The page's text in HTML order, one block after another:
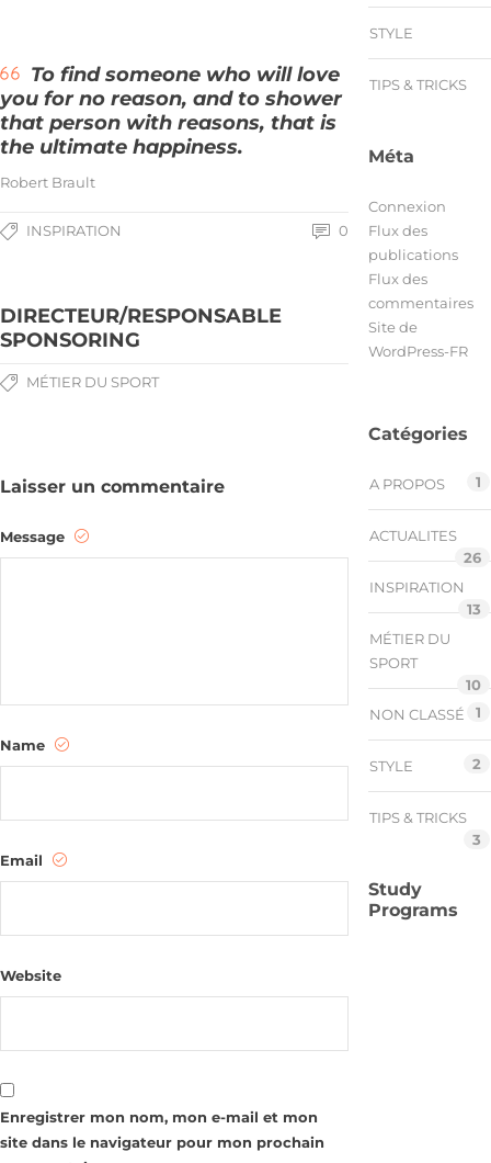
To find someone who will love
you for no reason, and to shower
that person with reasons, that is
the ultimate happiness.
Robert Brault
INSPIRATION 0
DIRECTEUR/RESPONSABLE
SPONSORING
MÉTIER DU SPORT
Laisser un commentaire
Message
Name
Email
Website
Enregistrer mon nom, mon e-mail et mon
site dans le navigateur pour mon prochain
STYLE
TIPS & TRICKS
Méta
Connexion
Flux des
publications
Flux des
commentaires
Site de
WordPress-FR
Catégories
A PROPOS 1
ACTUALITES
26
INSPIRATION
13
MÉTIER DU
SPORT
10
NON CLASSÉ
1
STYLE 2
TIPS & TRICKS
3
Study
Programs